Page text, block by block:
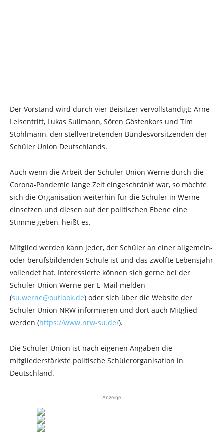
Der Vorstand wird durch vier Beisitzer vervollständigt: Arne
Leisentritt, Lukas Suilmann, Sören Göstenkors und Tim
Stohlmann, den stellvertretenden Bundesvorsitzenden der
Schüler Union Deutschlands.
Auch wenn die Arbeit der Schüler Union Werne durch die
Corona-Pandemie lange Zeit eingeschränkt war, so möchte
sich die Organisation weiterhin für die Schüler in Werne
einsetzen und diesen auf der politischen Ebene eine
Stimme geben, heißt es.
Mitglied werden kann jeder, der Schüler an einer allgemein-
oder berufsbildenden Schule ist und das zwölfte Lebensjahr
vollendet hat. Interessierte können sich gerne bei der
Schüler Union Werne per E-Mail melden
(su.werne@outlook.de) oder sich über die Website der
Schüler Union NRW informieren und dort auch Mitglied
werden (https://www.nrw-su.de/).
Die Schüler Union ist nach eigenen Angaben die
mitgliederstärkste politische Schülerorganisation in
Deutschland.
Anzeige